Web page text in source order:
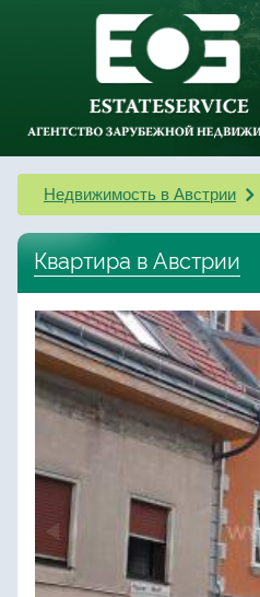
Недвижимость в Австрии
Квартира в Австрии